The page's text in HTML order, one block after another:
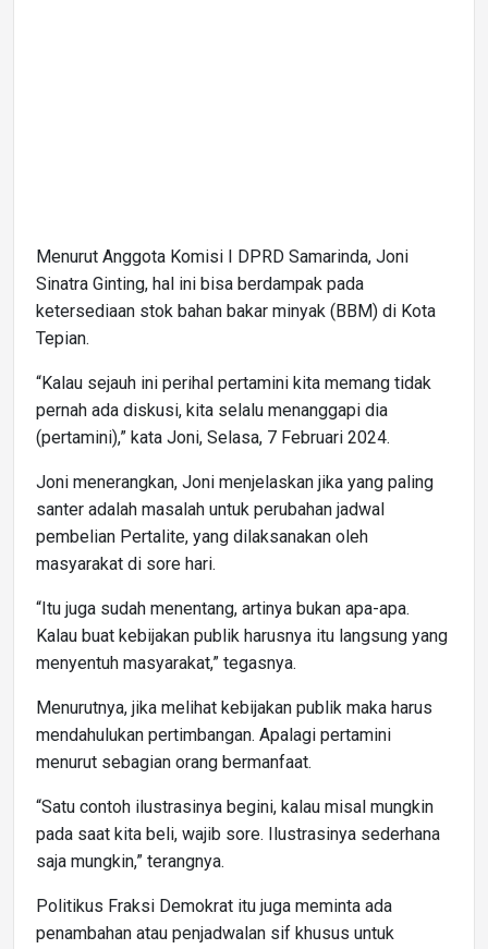
Menurut Anggota Komisi I DPRD Samarinda, Joni
Sinatra Ginting, hal ini bisa berdampak pada
ketersediaan stok bahan bakar minyak (BBM) di Kota
Tepian.
“Kalau sejauh ini perihal pertamini kita memang tidak
pernah ada diskusi, kita selalu menanggapi dia
(pertamini),” kata Joni, Selasa, 7 Februari 2024.
Joni menerangkan, Joni menjelaskan jika yang paling
santer adalah masalah untuk perubahan jadwal
pembelian Pertalite, yang dilaksanakan oleh
masyarakat di sore hari.
“Itu juga sudah menentang, artinya bukan apa-apa.
Kalau buat kebijakan publik harusnya itu langsung yang
menyentuh masyarakat,” tegasnya.
Menurutnya, jika melihat kebijakan publik maka harus
mendahulukan pertimbangan. Apalagi pertamini
menurut sebagian orang bermanfaat.
“Satu contoh ilustrasinya begini, kalau misal mungkin
pada saat kita beli, wajib sore. Ilustrasinya sederhana
saja mungkin,” terangnya.
Politikus Fraksi Demokrat itu juga meminta ada
penambahan atau penjadwalan sif khusus untuk